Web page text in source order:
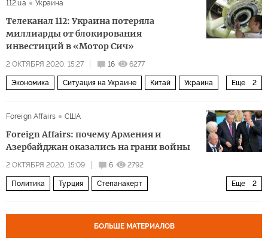
112.ua
Украина
Телеканал 112: Украина потеряла
миллиарды от блокирования
инвестиций в «Мотор Сич»
2 ОКТЯБРЯ 2020, 15:27 16 6277
Еще 2
Экономика Ситуация на Украине Китай Украина
Foreign Affairs
США
Foreign Affairs: почему Армения и
Азербайджан оказались на грани войны
2 ОКТЯБРЯ 2020, 15:09 6 2792
Еще 2
Политика Турция Степанакерт
Нагорный Карабах: черная осень 2020 года
БОЛЬШЕ МАТЕРИАЛОВ